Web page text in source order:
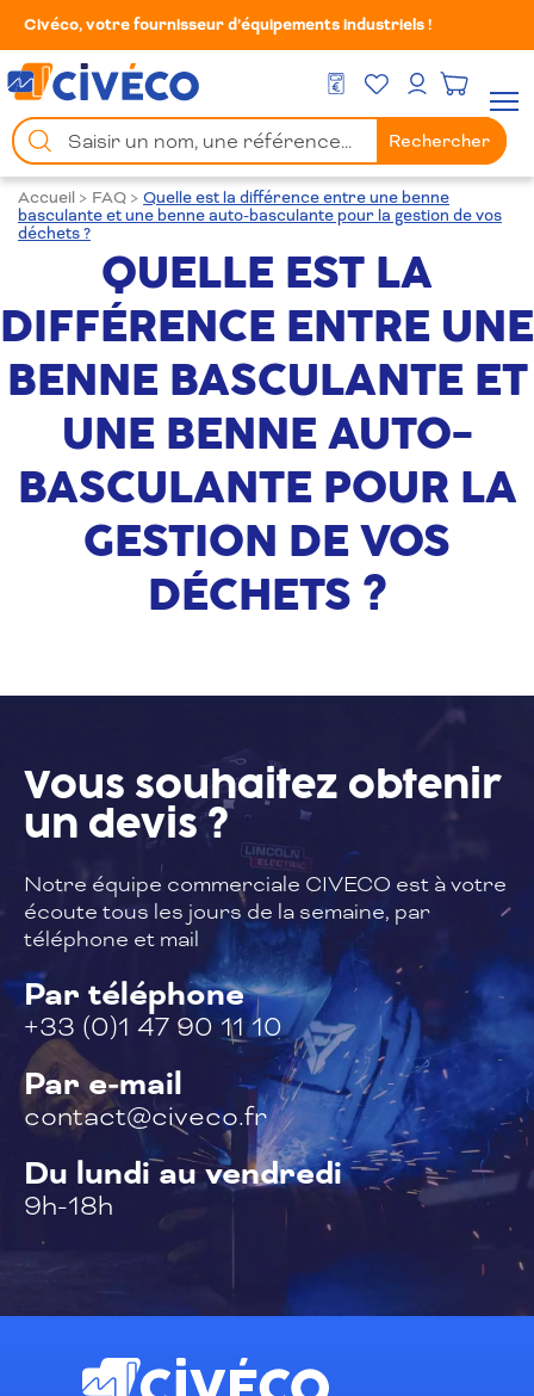
Civéco, votre fournisseur d’équipements industriels !
DEVIS GRATUIT
Mes FavorisMon compte
Chercher
un
produit
Rechercher
Accueil > FAQ > Quelle est la différence entre une benne
basculante et une benne auto-basculante pour la gestion de vos
déchets ?
QUELLE EST LA
DIFFÉRENCE ENTRE UNE
BENNE BASCULANTE ET
UNE BENNE AUTO-
BASCULANTE POUR LA
GESTION DE VOS
DÉCHETS ?
Vous souhaitez obtenir
un devis ?
Notre équipe commerciale CIVECO est àvotre
écoute tous les jours de la semaine, par
téléphone et mail
Par téléphone
+33 (0)1 47 90 11 10
Par e-mail
contact@civeco.fr
Du lundi au vendredi
9h-18h